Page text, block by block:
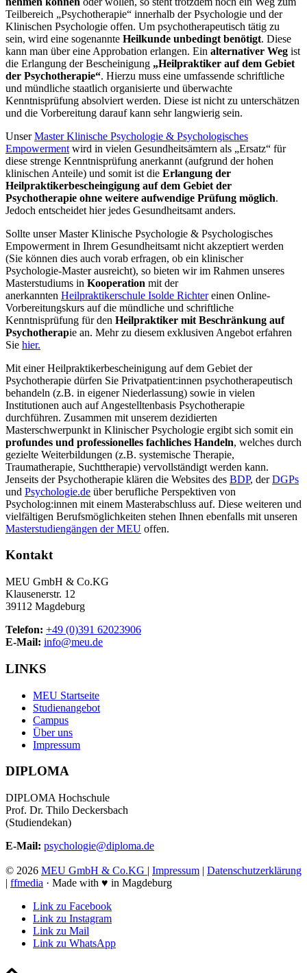
Teilbereich „Psychotherapie“ innerhalb der Psychologie und der
Klinischen Psychologie offen. Um psychotherapeutisch tätig zu
sein, wird eine sogenannte Heilkunde unbedingt benötigt. Diese
kann man über eine Approbation erlangen. Ein alternativer Weg ist
die Erlangung der Bescheinigung „Heilpraktiker auf dem Gebiet
der Psychotherapie“. Hierzu muss eine umfassende schriftliche
und mündliche staatlich organisierte und überwachte
Kenntnisprüfung absolviert werden. Diese ist nicht zu unterschätzen
und die Vorbereitung darauf kann sehr langwierig sein.
UnserMaster Klinische Psychologie & Psychologisches
Empowerment wird in vielen Gesundheitsämtern als „Ersatz“ für
diese strenge Kenntnisprüfung anerkannt (aufgrund der hohen
klinischen Anteile) und somit ist die Erlangung der
Heilpraktikerbescheingigung auf dem Gebiet der
Psychotherapie ohne weitere aufwendige Prüfung möglich.
Jedoch entscheidet hier jedes Gesundheitsamt anders.
Sollte unser Master Klinische Psychologie & Psychologisches
Empowerment in Ihrem Gesundheitsamt nicht akzeptiert werden
(Sie können dies auch vorab erfragen, ob ein klinischer
Psychologie-Master ausreicht), so bieten wir im Rahmen unseres
Masterstudiums in Kooperation mit der
anerkannten Heilpraktikerschule Isolde Richtereinen Online-
Vorbereitungskurs auf die mündliche und schriftliche
Kenntnisprüfung für den Heilpraktiker mit Beschränkung auf
Psychotherapie an. Mehr zu diesem exklusiven Angebot erfahren
Sie hier.
Mit einer Heilpraktikerbescheinigung auf dem Gebiet der
Psychotherapie dürfen Sie Privatpatient:innen psychotherapeutisch
behandeln (z.B. in eigener Niederlassung) sowie in vielen
Institutionen auch auf Angestelltenbasis Psychotherapie
durchführen. Zusammen mit unserem dezidierten
Masterschwerpunkt in Klinischer Psychologie ergibt sich somit ein
profundes und professionelles fachliches Handeln, welches durch
gezielte Weiterbildungen (z.B. systemische Therapie,
Traumatherapie, Suchttherapie) vervollständigt werden kann.
Jenseits der Psychotherapie klären die Websites des BDP, derDGPs
und Psychologie.de über berufliche Perspektiven von
Psycholog:innen mit einem Masterabschluss auf. Diese weiteren und
vielfältigen Berufsmöglichkeiten stehen Ihnen ebenfalls mit unseren
Masterstudiengängen der MEU offen.
Kontakt
MEU GmbH & Co.KG
Klausenerstr. 12
39112 Magdeburg
Telefon: +49 (0)391 62023906
E-Mail: info@meu.de
LINKS
MEU Startseite
Studienangebot
Campus
Über uns
Impressum
DIPLOMA
DIPLOMA Hochschule
Prof. Dr. Thilo Deckersbach
(Studiendekan)
E-Mail: psychologie@diploma.de
© 2026 MEU GmbH & Co.KG | Impressum | Datenschutzerklärung
| ffmedia · Made with ♥ in Magdeburg
Link zu Facebook
Link zu Instagram
Link zu Mail
Link zu WhatsApp